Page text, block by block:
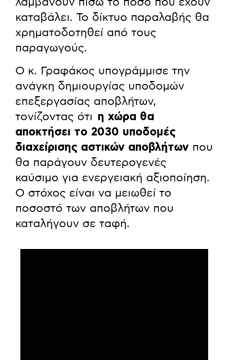
καταβάλει. Το δίκτυο παραλαβής θα
χρηματοδοτηθεί από τους
παραγωγούς.
Ο κ. Γραφάκος υπογράμμισε την
ανάγκη δημιουργίας υποδομών
επεξεργασίας αποβλήτων,
τονίζοντας ότι η χώρα θα
αποκτήσει το 2030 υποδομές
διαχείρισης αστικών αποβλήτων που
θα παράγουν δευτερογενές
καύσιμο για ενεργειακή αξιοποίηση.
Ο στόχος είναι να μειωθεί το
ποσοστό των αποβλήτων που
καταλήγουν σε ταφή.